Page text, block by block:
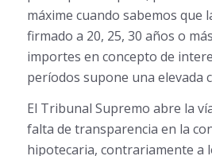
máxime cuando sabemos que
firmado a 20, 25, 30 años o
importes en concepto de
períodos supone una elevada
El Tribunal Supremo abre la
falta de transparencia en la
hipotecaria, contrariamente a